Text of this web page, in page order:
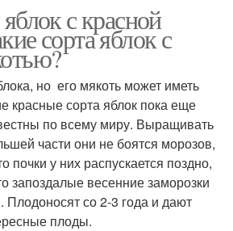
с красной
сорта яблок с
но его мякоть может иметь
красные сорта яблок пока еще
по всему миру. Выращивать
части они не боятся морозов,
почки у них распускается поздно,
запоздалые весенние заморозки
со 2-3 года и дают
плоды.